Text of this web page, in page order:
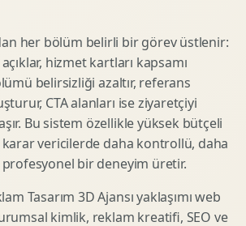
her bölüm belirli bir görev üstlenir:
hizmet kartları kapsamı
belirsizliği azaltır, referans
CTA alanları ise ziyaretçiyi
Bu sistem özellikle yüksek bütçeli
karar vericilerde daha kontrollü, daha
bir deneyim üretir.
Tasarım 3D Ajansı yaklaşımı web
kimlik, reklam kreatifi, SEO ve